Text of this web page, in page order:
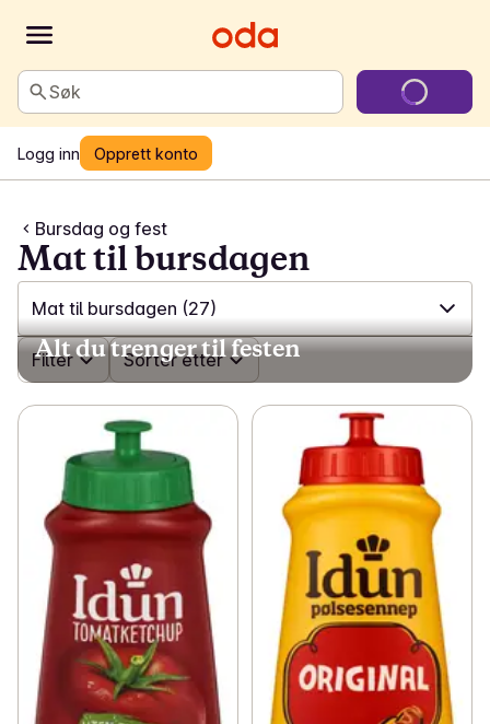
Søk
Logg inn Opprett konto
Bursdag og fest
Mat til bursdagen
Mat til bursdagen (27)
✓ Alle (367)
✓ Borddekking og dekorasjon (22)
Bursdagskaker og kakepynt
Mat til bursdagen(27)
Drikke til bursdagen
Alkoholfrie alternativer
✓ Alt til godteposen (42)
✓ Dessert til bursdagen (52)
Filter Sorter etter
Alt du trenger til festen